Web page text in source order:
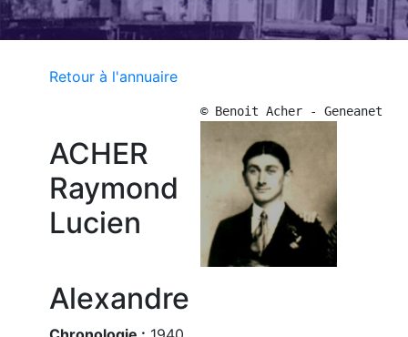
Retour à l'annuaire
© Benoit Acher - Geneanet
ACHER
Raymond
Lucien
Alexandre